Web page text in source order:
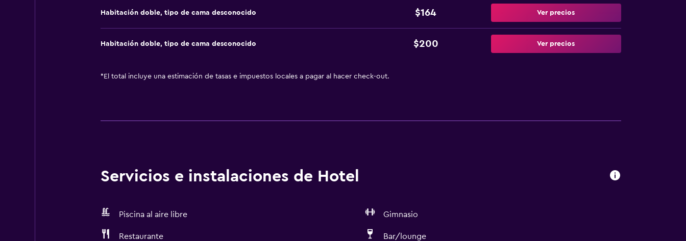
Habitación doble, tipo de cama desconocido $164 Ver precios
Habitación doble, tipo de cama desconocido $200 Ver precios
* El total incluye una estimación de tasas e impuestos locales a pagar al hacer check-out.
Servicios e instalaciones de Hotel
Piscina al aire libre Gimnasio
Restaurante Bar/lounge